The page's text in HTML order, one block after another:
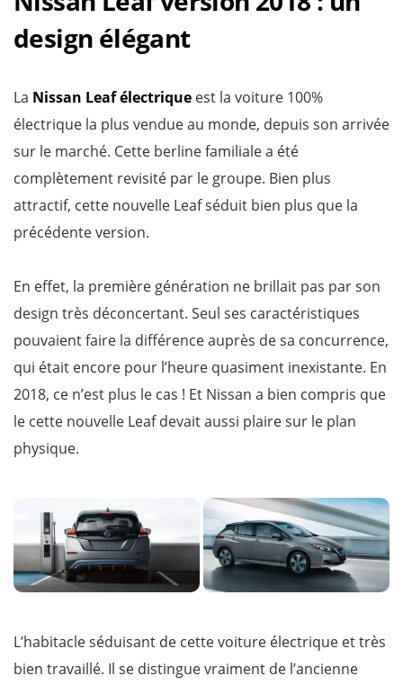
design élégant
La Nissan Leaf électrique est la voiture 100%
électrique la plus vendue au monde, depuis son arrivée
sur le marché. Cette berline familiale a été
complètement revisité par le groupe. Bien plus
attractif, cette nouvelle Leaf séduit bien plus que la
précédente version.
En effet, la première génération ne brillait pas par son
design très déconcertant. Seul ses caractéristiques
pouvaient faire la différence auprès de sa concurrence,
qui était encore pour l’heure quasiment inexistante. En
2018, ce n’est plus le cas ! Et Nissan a bien compris que
le cette nouvelle Leaf devait aussi plaire sur le plan
physique.
L’habitacle séduisant de cette voiture électrique et très
bien travaillé. Il se distingue vraiment de l’ancienne